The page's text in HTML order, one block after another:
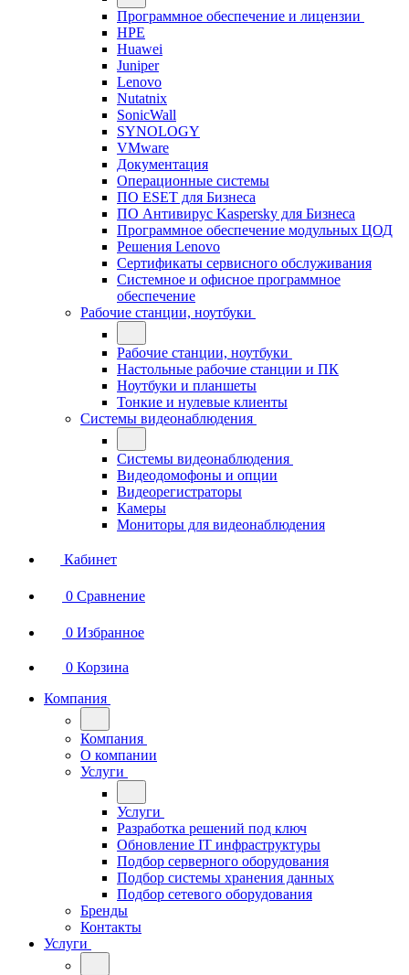
Программное обеспечение и лицензии
HPE
Huawei
Juniper
Lenovo
Nutatnix
SonicWall
SYNOLOGY
VMware
Документация
Операционные системы
ПО ESET для Бизнеса
ПО Антивирус Kaspersky для Бизнеса
Программное обеспечение модульных ЦОД
Решения Lenovo
Сертификаты сервисного обслуживания
Системное и офисное программное
обеспечение
Рабочие станции, ноутбуки
Рабочие станции, ноутбуки
Настольные рабочие станции и ПК
Ноутбуки и планшеты
Тонкие и нулевые клиенты
Системы видеонаблюдения
Системы видеонаблюдения
Видеодомофоны и опции
Видеорегистраторы
Камеры
Мониторы для видеонаблюдения
Кабинет
0 Сравнение
0 Избранное
0 Корзина
Компания
Компания
О компании
Услуги
Услуги
Разработка решений под ключ
Обновление IT инфраструктуры
Подбор серверного оборудования
Подбор системы хранения данных
Подбор сетевого оборудования
Бренды
Контакты
Услуги